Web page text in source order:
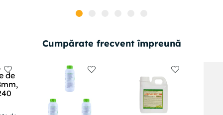
Cumpărate frecvent împreună